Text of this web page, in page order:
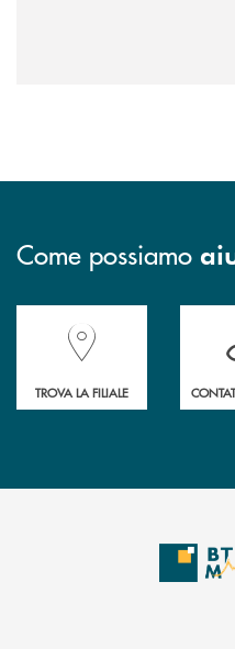
Come possiamo
Accedi all' elenco completo
TROVA LA FILIALE
Hai